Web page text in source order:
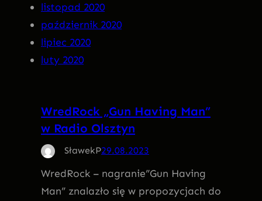
listopad 2020
październik 2020
lipiec 2020
luty 2020
WredRock „Gun Having Man”
w Radio Olsztyn
SławekP29.08.2023
WredRock – nagranie”Gun Having
Man” znalazło się w propozycjach do